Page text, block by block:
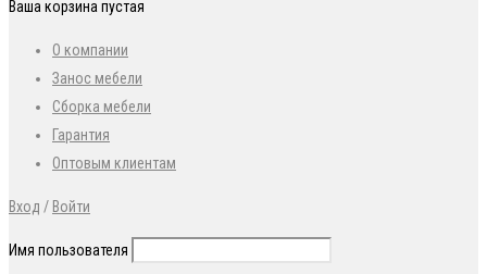
Ваша корзина пустая
О компании
Занос мебели
Сборка мебели
Гарантия
Оптовым клиентам
Вход / Войти
Имя пользователя